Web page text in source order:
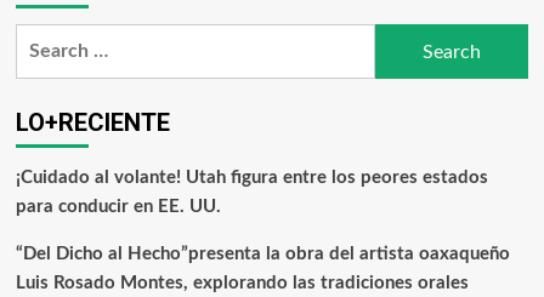
LO+RECIENTE
¡Cuidado al volante! Utah figura entre los peores estados
para conducir en EE. UU.
“Del Dicho al Hecho”presenta la obra del artista oaxaqueño
Luis Rosado Montes, explorando las tradiciones orales